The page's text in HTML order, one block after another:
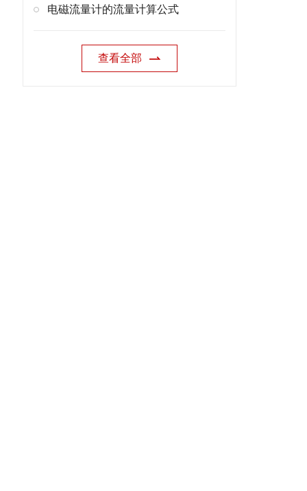
电磁流量计的流量计算公式
查看全部